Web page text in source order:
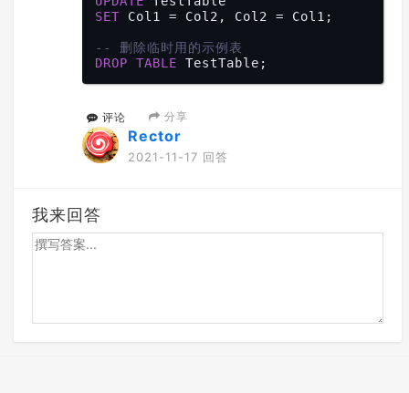
SET Col1 = Col2, Col2 = Col1;
-- 删除临时用的示例表
DROP
TABLE
评论 分享
Rector
2021-11-17 回答
我来回答